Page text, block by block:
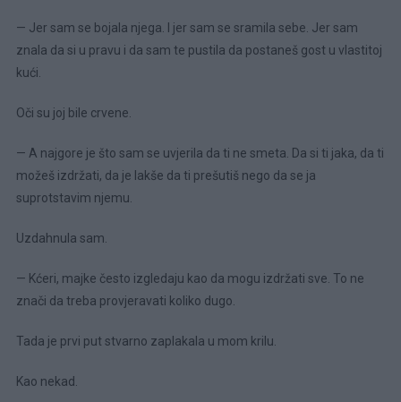
— Jer sam se bojala njega. I jer sam se sramila sebe. Jer sam
znala da si u pravu i da sam te pustila da postaneš gost u vlastitoj
kući.
Oči su joj bile crvene.
— A najgore je što sam se uvjerila da ti ne smeta. Da si ti jaka, da ti
možeš izdržati, da je lakše da ti prešutiš nego da se ja
suprotstavim njemu.
Uzdahnula sam.
— Kćeri, majke često izgledaju kao da mogu izdržati sve. To ne
znači da treba provjeravati koliko dugo.
Tada je prvi put stvarno zaplakala u mom krilu.
Kao nekad.